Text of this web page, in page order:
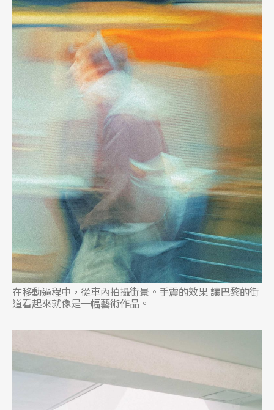
在移動過程中，從車內拍攝街景。手震的效果 讓巴黎的街
道看起來就像是一幅藝術作品。